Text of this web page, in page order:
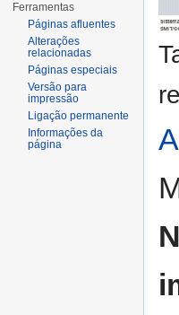
Ferramentas
Páginas afluentes
Alterações
relacionadas
Páginas especiais
Versão para
impressão
Ligação permanente
Informações da
página